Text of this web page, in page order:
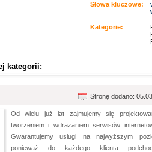
Słowa kluczowe:
Kategorie:
kategorii:
Stronę dodano:
Od wielu już lat zajmujemy się
tworzeniem i wdrażaniem serwisów
Gwarantujemy usługi na najwyższym
ponieważ do każdego klienta